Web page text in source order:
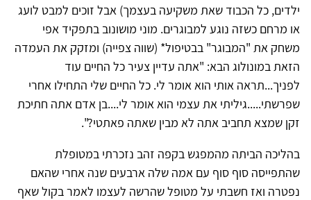
ילדים, כל הכבוד שאת משקיעה בעצמך) אבל זוכים למבט לועג
או מרחם כשזה נוגע למבוגרים. מוני מושונוב בתפקיד אפי
משחק את "המבוגר" בבטיפול* (שווה צפייה) ומזקק את העמדה
הזאת במונולוג הבא: "אתה עדיין צעיר כל החיים עוד
לפניך...תראה אותי הוא אומר לי. כל החיים שלי התחילו אחרי
שפרשתי.....גיליתי את עצמי הוא אומר לי....בן אדם אתה חתיכת
זקן שמצא תחביב אתה לא מבין שאתה פאתטי?".
בהליכה הביתה מהמפגש בקפה זהב נזכרתי במטופלת
שהתפייסה סוף סוף עם אמה שלה ארבעים שנה אחרי שהאם
נפטרה ואז חשבתי על מטופל שהרשה לעצמו לאמר בקול שאף